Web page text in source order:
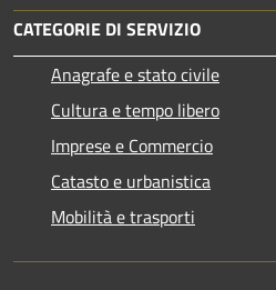
CATEGORIE DI SERVIZIO
Anagrafe e stato civile
Cultura e tempo libero
Imprese e Commercio
Catasto e urbanistica
Mobilità e trasporti